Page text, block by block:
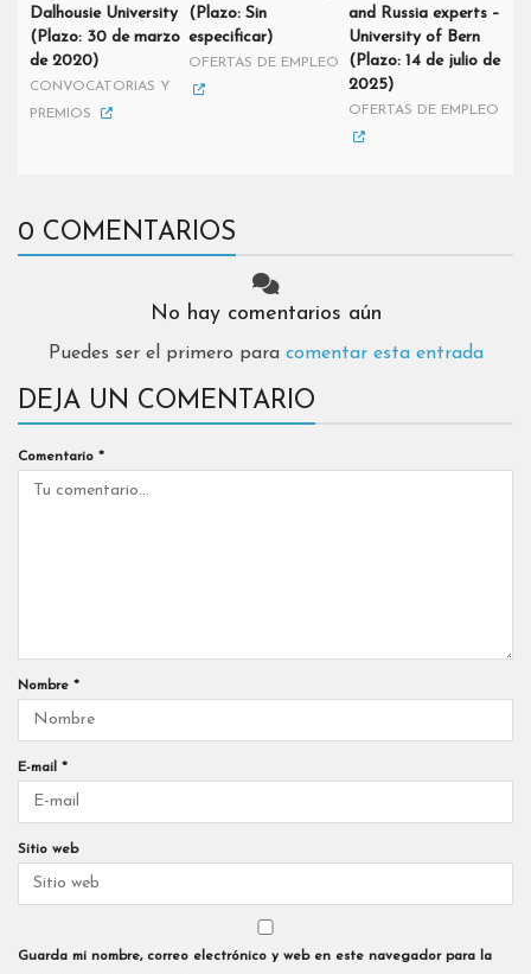
Dalhousie University
(Plazo: 30 de marzo
de 2020)
CONVOCATORIAS Y
PREMIOS
(Plazo: Sin
especificar)
OFERTAS DE EMPLEO
and Russia experts –
University of Bern
(Plazo: 14 de julio de
2025)
OFERTAS DE EMPLEO
0 COMENTARIOS
No hay comentarios aún
Puedes ser el primero para comentar esta entrada
DEJA UN COMENTARIO
Comentario *
Nombre *
E-mail *
Sitio web
Guarda mi nombre, correo electrónico y web en este navegador para la